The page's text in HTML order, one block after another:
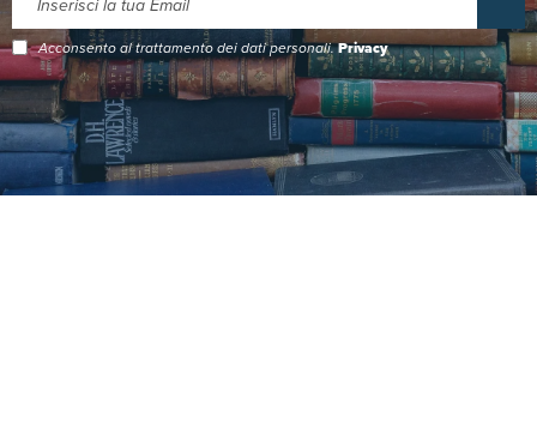
Acconsento al trattamento dei dati personali.Privacy